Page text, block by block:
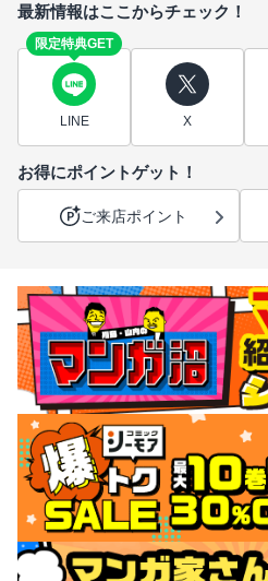
最新情報はここからチェック！
限定特典GET
LINE X
お得にポイントゲット！
ご来店ポイント